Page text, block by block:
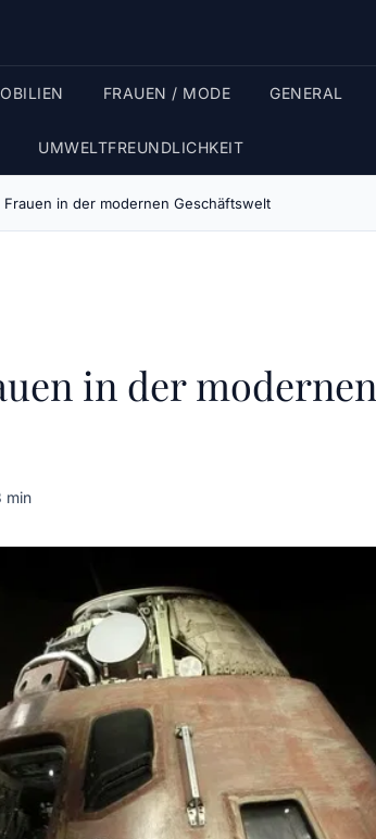
FRAUEN / MODE GENERAL
UMWELTFREUNDLICHKEIT
Frauen in der modernen Geschäftswelt
in der modernen
min